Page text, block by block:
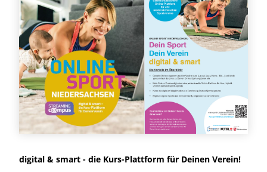
digital & smart - die Kurs-Plattform für Deinen Verein!